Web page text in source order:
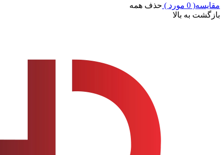
مقایسه( 0 مورد ) حذف همه
بازگشت به بالا